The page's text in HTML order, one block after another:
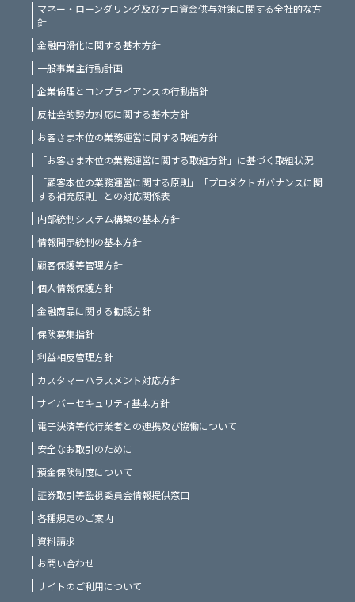
マネー・ローンダリング及びテロ資金供与対策に関する全社的な方
針
金融円滑化に関する基本方針
一般事業主行動計画
企業倫理とコンプライアンスの行動指針
反社会的勢力対応に関する基本方針
お客さま本位の業務運営に関する取組方針
「お客さま本位の業務運営に関する取組方針」に基づく取組状況
「顧客本位の業務運営に関する原則」「プロダクトガバナンスに関
する補充原則」との対応関係表
内部統制システム構築の基本方針
情報開示統制の基本方針
顧客保護等管理方針
個人情報保護方針
金融商品に関する勧誘方針
保険募集指針
利益相反管理方針
カスタマーハラスメント対応方針
サイバーセキュリティ基本方針
電子決済等代行業者との連携及び協働について
安全なお取引のために
預金保険制度について
証券取引等監視委員会情報提供窓口
各種規定のご案内
資料請求
お問い合わせ
サイトのご利用について